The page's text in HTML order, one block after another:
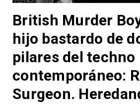
British Murder
hijo bastardo de
pilares del techno
contemporáneo:
Surgeon.